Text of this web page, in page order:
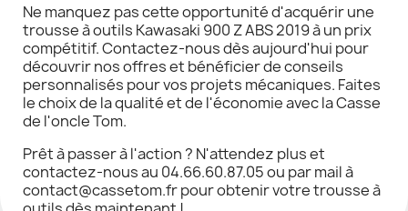
Ne manquez pas cette opportunité d'acquérir une
trousse à outils Kawasaki 900 Z ABS 2019 à un prix
compétitif. Contactez-nous dès aujourd'hui pour
découvrir nos offres et bénéficier de conseils
personnalisés pour vos projets mécaniques. Faites
le choix de la qualité et de l'économie avec la Casse
de l'oncle Tom.
Prêt à passer à l'action ? N'attendez plus et
contactez-nous au 04.66.60.87.05 ou par mail à
contact@cassetom.fr pour obtenir votre trousse à